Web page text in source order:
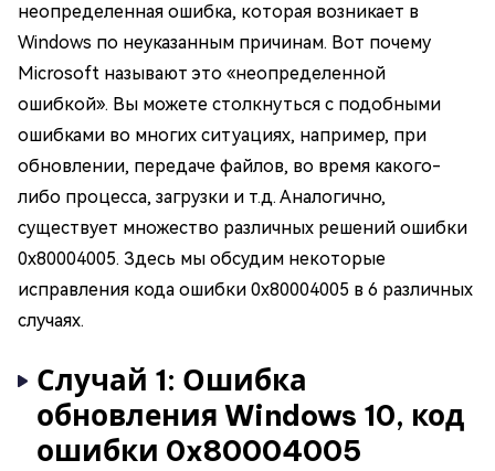
неопределенная ошибка, которая возникает в
Windows по неуказанным причинам. Вот почему
Microsoft называют это «неопределенной
ошибкой». Вы можете столкнуться с подобными
ошибками во многих ситуациях, например, при
обновлении, передаче файлов, во время какого-
либо процесса, загрузки и т.д. Аналогично,
существует множество различных решений ошибки
0x80004005. Здесь мы обсудим некоторые
исправления кода ошибки 0x80004005 в 6 различных
случаях.
Случай 1: Ошибка
обновления Windows 10, код
ошибки 0x80004005